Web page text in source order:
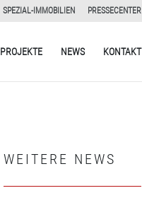
SPEZIAL-IMMOBILIEN PRESSECENTER
PROJEKTE NEWS KONTAKT
WEITERE NEWS